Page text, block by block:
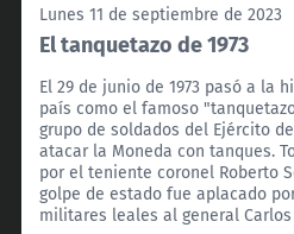
Lunes 11 de septiembre de 2023
El tanquetazo de 1973
El 29 de junio de 1973 pasó a la
país como el famoso
grupo de soldados del Ejército
atacar la Moneda con tanques.
por el teniente coronel Roberto
golpe de estado fue aplacado
militares leales al general